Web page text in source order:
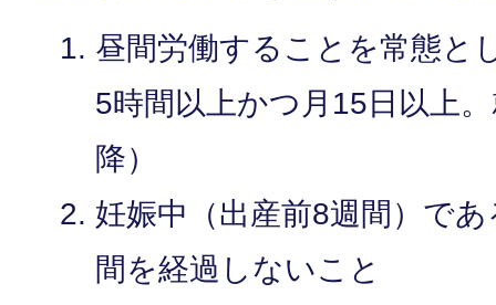
昼間労働することを常態と
5時間以上かつ月15日以上
降）
妊娠中（出産前8週間）で
間を経過しないこと